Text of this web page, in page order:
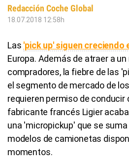
Redacción Coche Global
18.07.2018 12:58h
Las 'pick up' siguen creciendo
Europa. Además de atraer a
compradores, la fiebre de las
el segmento de mercado de
requieren permiso de conducir
fabricante francés Ligier
una 'micropickup' que se
modelos de camionetas
momentos.